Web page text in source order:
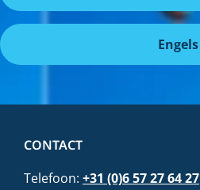
Engels
CONTACT
Telefoon: +31 (0)6 57 27 64 27